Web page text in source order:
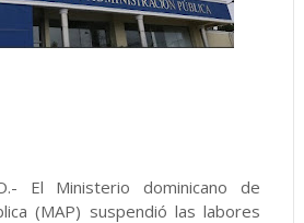
El Ministerio dominicano de
(MAP) suspendió las labores